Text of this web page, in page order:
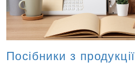
Посібники з продукції